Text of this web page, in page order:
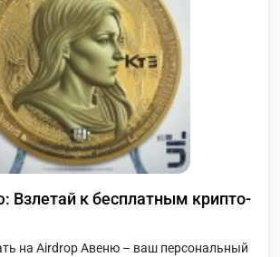
Взлетай к бесплатным крипто-
на Airdrop Авеню – ваш персональный